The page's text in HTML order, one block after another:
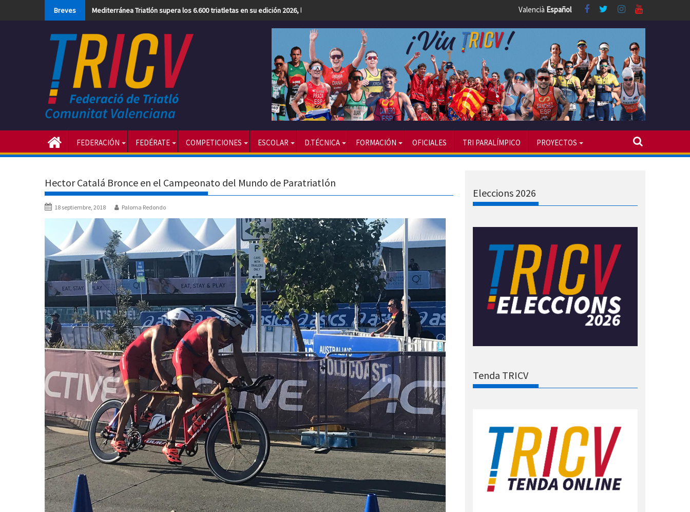
Breves Mediterránea Triatlón supera los 6.600 triatletas en su edición 2026, la más numerosa hasta la fecha Valencià Español
FEDERACIÓN FEDÉRATE COMPETICIONES ESCOLAR D.TÉCNICA FORMACIÓN OFICIALES TRI PARALÍMPICO PROYECTOS
Hector Catalá Bronce en el Campeonato del Mundo de Paratriatlón
18 septiembre, 2018 Paloma Redondo
Eleccions 2026
Tenda TRICV